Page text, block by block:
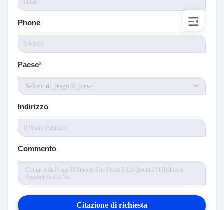
Phone
Paese*
Indirizzo
Commento
Citazione di richiesta